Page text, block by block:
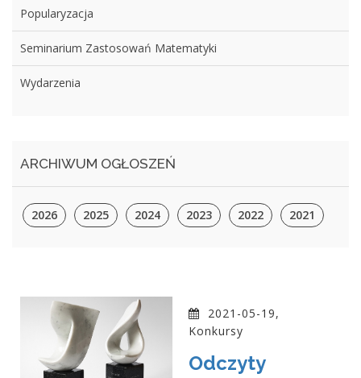
Popularyzacja
Seminarium Zastosowań Matematyki
Wydarzenia
ARCHIWUM OGŁOSZEŃ
2026 2025 2024 2023 2022 2021
2021-05-19,
Konkursy
Odczyty